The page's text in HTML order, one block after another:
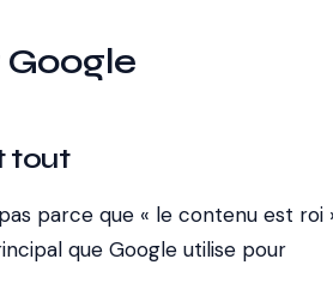
Google
tout
parce que « le contenu est roi
que Google utilise pour